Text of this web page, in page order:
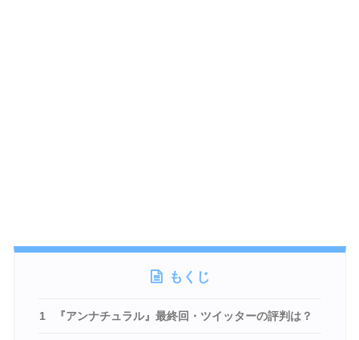
もくじ
1 『アンナチュラル』最終回・ツイッターの評判は？